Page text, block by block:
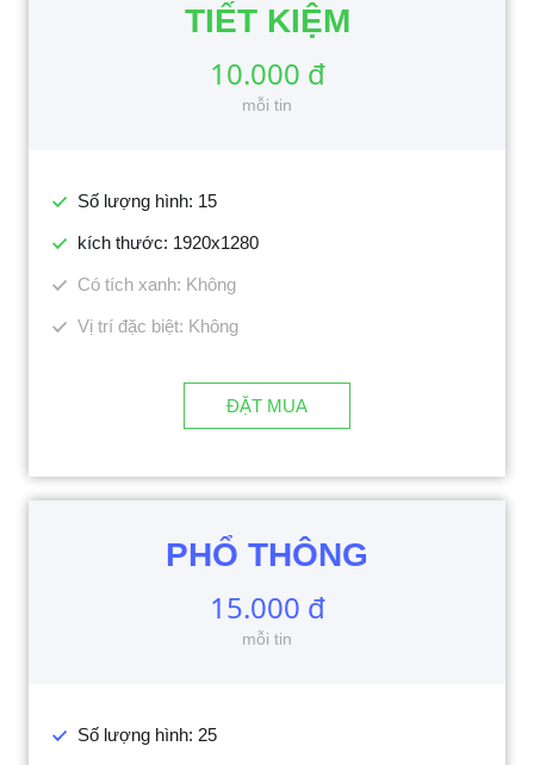
TIẾT KIỆM
10.000 đ
mỗi tin
Số lượng hình: 15
kích thước: 1920x1280
Có tích xanh: Không
Vị trí đặc biệt: Không
ĐẶT MUA
PHỔ THÔNG
15.000 đ
mỗi tin
Số lượng hình: 25